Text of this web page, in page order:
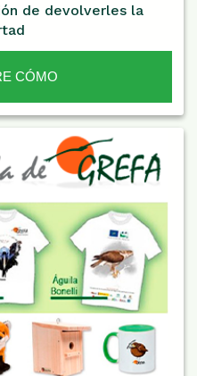
de devolverles la
CÓMO